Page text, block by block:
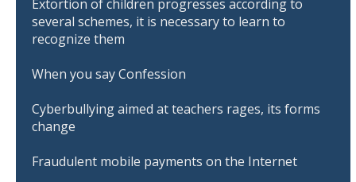
Extortion of children progresses according to
several schemes, it is necessary to learn to
recognize them
When you say Confession
Cyberbullying aimed at teachers rages, its forms
change
Fraudulent mobile payments on the Internet